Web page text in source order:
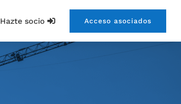
Hazte socio Acceso asociados